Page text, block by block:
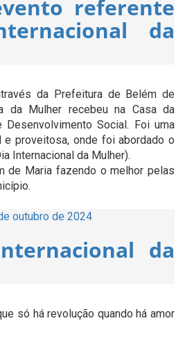
referente
da
da Prefeitura de Belém de
da Mulher recebeu na Casa da
Desenvolvimento Social. Foi uma
e proveitosa, onde foi abordado o
Internacional da Mulher).
de Maria fazendo o melhor pelas
outubro de 2024
da
só há revolução quando há amor